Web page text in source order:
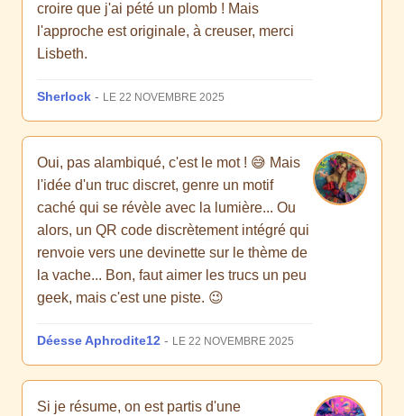
croire que j'ai pété un plomb ! Mais
l'approche est originale, à creuser, merci
Lisbeth.
Sherlock - LE 22 NOVEMBRE 2025
Oui, pas alambiqué, c'est le mot ! 😅 Mais
l'idée d'un truc discret, genre un motif
caché qui se révèle avec la lumière... Ou
alors, un QR code discrètement intégré qui
renvoie vers une devinette sur le thème de
la vache... Bon, faut aimer les trucs un peu
geek, mais c'est une piste. 😉
Déesse Aphrodite12 - LE 22 NOVEMBRE 2025
Si je résume, on est partis d'une